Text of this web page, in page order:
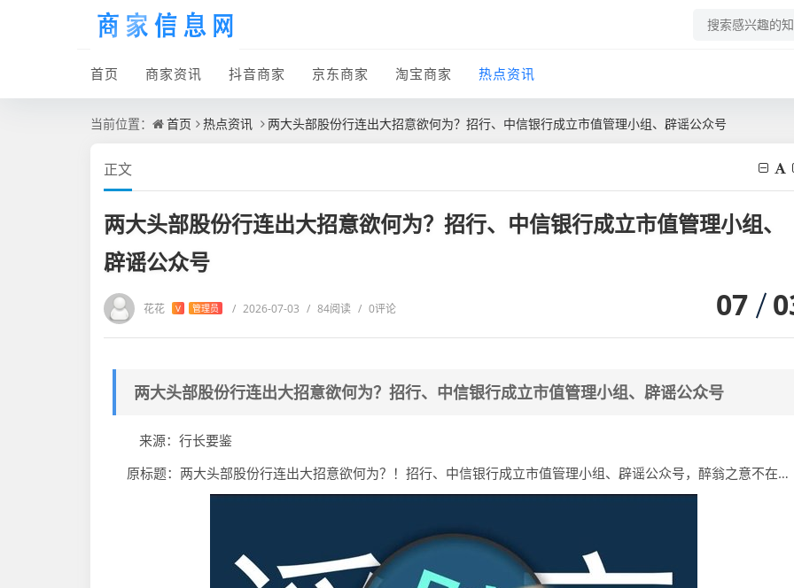
首页 商家资讯 抖音商家 京东商家 淘宝商家 热点资讯
当前位置： 首页 热点资讯 两大头部股份行连出大招意欲何为？招行、中信银行成立市值管理小组、辟谣公众号
正文
两大头部股份行连出大招意欲何为？招行、中信银行成立市值管理小组、
辟谣公众号
花花 V 管理员 / 2026-07-03 / 84阅读 / 0评论 07
两大头部股份行连出大招意欲何为？招行、中信银行成立市值管理小组、辟谣公众号
来源：行长要鉴
原标题：两大头部股份行连出大招意欲何为？！招行、中信银行成立市值管理小组、辟谣公众号，醉翁之意不在…